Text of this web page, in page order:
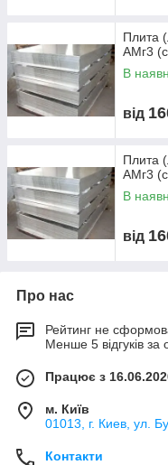
Плита
АМг3
В
від
Плита
АМг3
В
від
Про нас
Рейтинг не
Менше 5 відгуків за
Працює з
м. Київ
01013, г. Киев, ул.
Контакти